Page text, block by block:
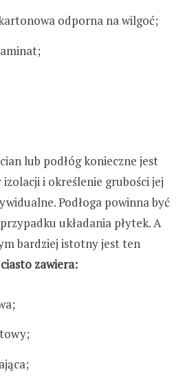
odporna na wilgoć;
lub podłóg konieczne jest
i określenie grubości jej
Podłoga powinna być
układania płytek. A
bardziej istotny jest ten
zawiera: